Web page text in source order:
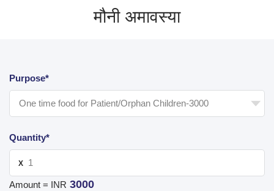
मौनी अमावस्या
Purpose*
Quantity*
X
Amount = INR 3000